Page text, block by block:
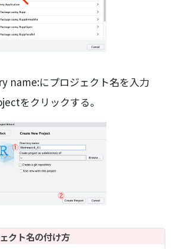
name:にプロジェクト名を入力
をクリックする。
クト名の付け方